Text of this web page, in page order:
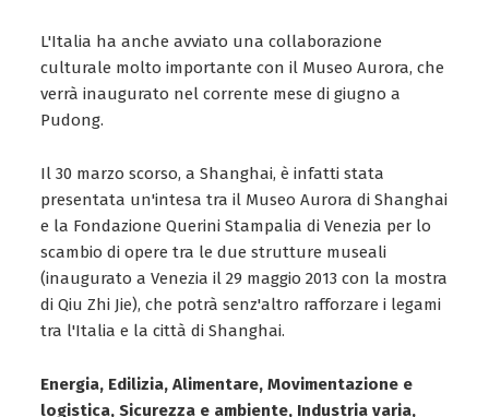
L'Italia ha anche avviato una collaborazione
culturale molto importante con il Museo Aurora, che
verrà inaugurato nel corrente mese di giugno a
Pudong.
Il 30 marzo scorso, a Shanghai, è infatti stata
presentata un'intesa tra il Museo Aurora di Shanghai
e la Fondazione Querini Stampalia di Venezia per lo
scambio di opere tra le due strutture museali
(inaugurato a Venezia il 29 maggio 2013 con la mostra
di Qiu Zhi Jie), che potrà senz'altro rafforzare i legami
tra l'Italia e la città di Shanghai.
Energia, Edilizia, Alimentare, Movimentazione e
logistica, Sicurezza e ambiente, Industria varia,